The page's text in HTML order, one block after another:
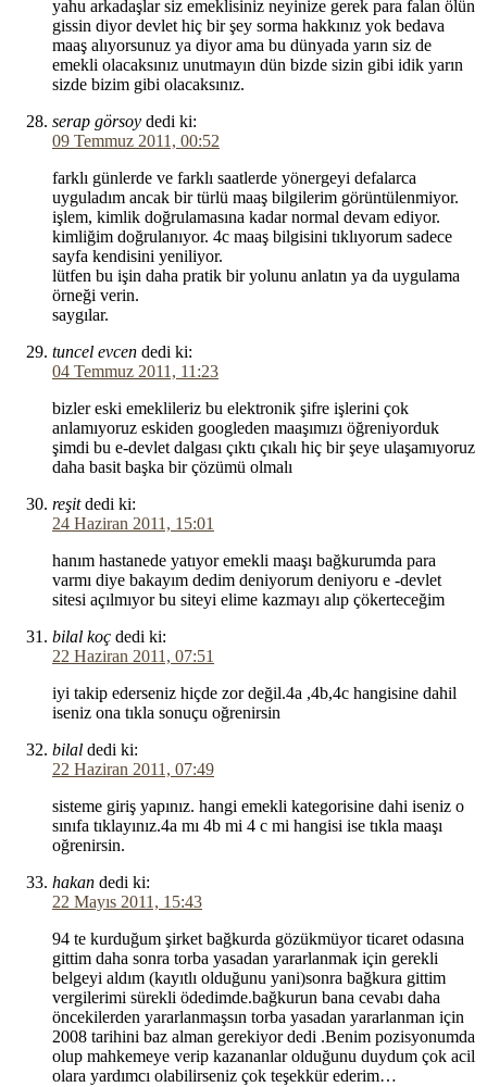
yahu arkadaşlar siz emeklisiniz neyinize gerek para falan ölün
gissin diyor devlet hiç bir şey sorma hakkınız yok bedava
maaş alıyorsunuz ya diyor ama bu dünyada yarın siz de
emekli olacaksınız unutmayın dün bizde sizin gibi idik yarın
sizde bizim gibi olacaksınız.
serap görsoy dedi ki:
09 Temmuz 2011, 00:52
farklı günlerde ve farklı saatlerde yönergeyi defalarca
uyguladım ancak bir türlü maaş bilgilerim görüntülenmiyor.
işlem, kimlik doğrulamasına kadar normal devam ediyor.
kimliğim doğrulanıyor. 4c maaş bilgisini tıklıyorum sadece
sayfa kendisini yeniliyor.
lütfen bu işin daha pratik bir yolunu anlatın ya da uygulama
örneği verin.
saygılar.
tuncel evcen dedi ki:
04 Temmuz 2011, 11:23
bizler eski emeklileriz bu elektronik şifre işlerini çok
anlamıyoruz eskiden googleden maaşımızı öğreniyorduk
şimdi bu e-devlet dalgası çıktı çıkalı hiç bir şeye ulaşamıyoruz
daha basit başka bir çözümü olmalı
reşit dedi ki:
24 Haziran 2011, 15:01
hanım hastanede yatıyor emekli maaşı bağkurumda para
varmı diye bakayım dedim deniyorum deniyoru e -devlet
sitesi açılmıyor bu siteyi elime kazmayı alıp çökerteceğim
bilal koç dedi ki:
22 Haziran 2011, 07:51
iyi takip ederseniz hiçde zor değil.4a ,4b,4c hangisine dahil
iseniz ona tıkla sonuçu oğrenirsin
bilal dedi ki:
22 Haziran 2011, 07:49
sisteme giriş yapınız. hangi emekli kategorisine dahi iseniz o
sınıfa tıklayınız.4a mı 4b mi 4 c mi hangisi ise tıkla maaşı
oğrenirsin.
hakan dedi ki:
22 Mayıs 2011, 15:43
94 te kurduğum şirket bağkurda gözükmüyor ticaret odasına
gittim daha sonra torba yasadan yararlanmak için gerekli
belgeyi aldım (kayıtlı olduğunu yani)sonra bağkura gittim
vergilerimi sürekli ödedimde.bağkurun bana cevabı daha
öncekilerden yararlanmaşsın torba yasadan yararlanman için
2008 tarihini baz alman gerekiyor dedi .Benim pozisyonumda
olup mahkemeye verip kazananlar olduğunu duydum çok acil
olara yardımcı olabilirseniz çok teşekkür ederim…